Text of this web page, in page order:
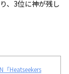
、3位に神が残し
Heatseekers